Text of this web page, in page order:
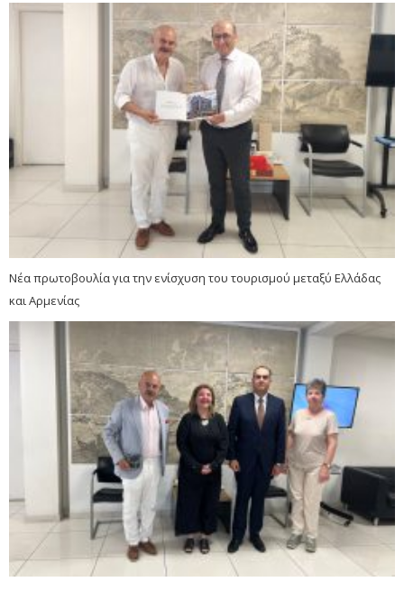
Νέα πρωτοβουλία για την ενίσχυση του τουρισμού μεταξύ Ελλάδας
και Αρμενίας